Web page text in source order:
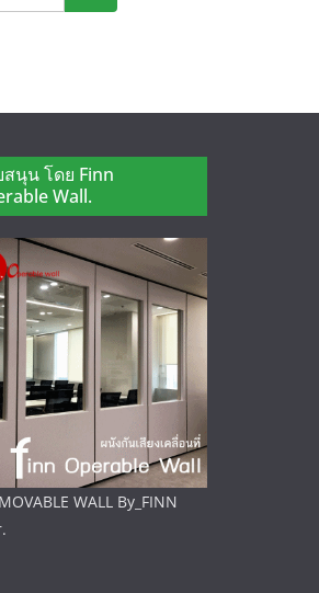
นุน โดย Finn
Wall.
WALL By_FINN